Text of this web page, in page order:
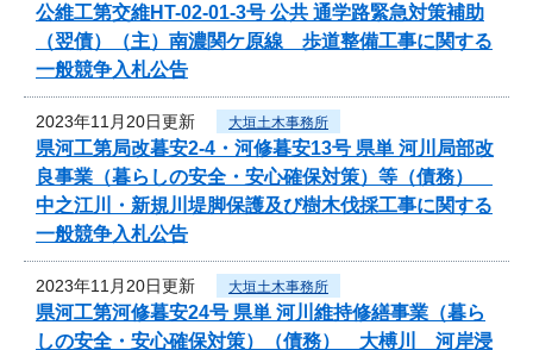
公維工第交維HT-02-01-3号 公共 通学路緊急対策補助
（翌債）（主）南濃関ケ原線 歩道整備工事に関する
一般競争入札公告
2023年11月20日更新 大垣土木事務所
県河工第局改暮安2-4・河修暮安13号 県単 河川局部改
良事業（暮らしの安全・安心確保対策）等（債務）
中之江川・新規川堤脚保護及び樹木伐採工事に関する
一般競争入札公告
2023年11月20日更新 大垣土木事務所
県河工第河修暮安24号 県単 河川維持修繕事業（暮ら
しの安全・安心確保対策）（債務） 大榑川 河岸浸